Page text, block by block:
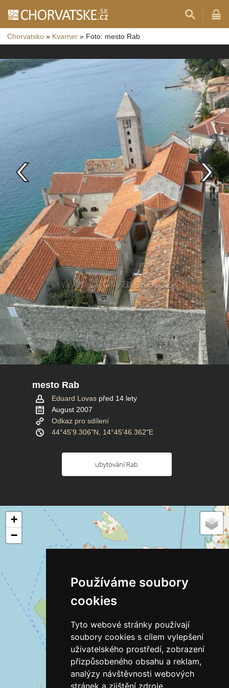
Používáme soubory
cookies
Tyto webové stránky používají
soubory cookies s cílem vylepšení
uživatelského prostředí, zobrazení
přizpůsobeného obsahu a reklam,
analýzy návštěvnosti webových
stránek a zjištění zdroje
Chorvatsko » Kvarner » Foto: mesto Rab
mesto Rab
Eduard Lovas před 14 lety
August 2007
Odkaz pro sdílení
44°45'9.306"N, 14°45'46.362"E
ubytování Rab
+
−